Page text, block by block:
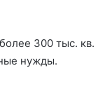
300 тыс. кв.
нужды.